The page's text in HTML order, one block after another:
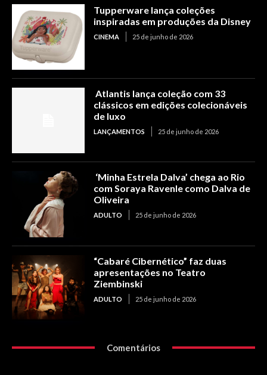
Tupperware lança coleções
inspiradas em produções da Disney
CINEMA 25 de junho de 2026
Atlantis lança coleção com 33
clássicos em edições colecionáveis
de luxo
LANÇAMENTOS 25 de junho de 2026
‘Minha Estrela Dalva’ chega ao Rio
com Soraya Ravenle como Dalva de
Oliveira
ADULTO 25 de junho de 2026
“Cabaré Cibernético” faz duas
apresentações no Teatro
Ziembinski
ADULTO 25 de junho de 2026
Comentários